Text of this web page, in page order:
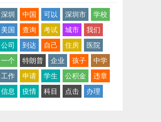
深圳 中国 可以 深圳市
学校
美国
查询 考试 城市
我们
公司
到达 自己 住房
医院
一个
特朗普 企业 孩子
中学
工作
申请 学生 公积金
违章
信息
疫情 科目 点击 办理